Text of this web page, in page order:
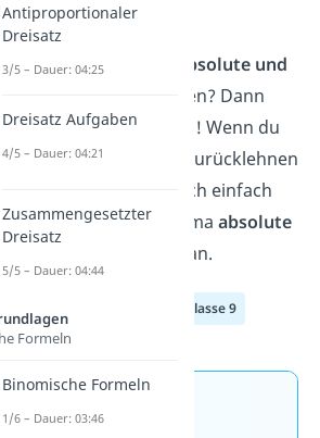
Du willst alles über die
absolute und
wissen? Dann
bist du hier genau richtig! Wenn du
dich beim Lernen lieber zurücklehnen
willst, dann schau dir doch einfach
unserVideozu dem Thema absolute
an.
Klasse 9
Jetzt neu: Teste dein
Antiproportionaler
Dreisatz
3/5 – Dauer: 04:25
Dreisatz Aufgaben
4/5 – Dauer: 04:21
Zusammengesetzter
Dreisatz
5/5 – Dauer: 04:44
Formeln
Binomische Formeln
1/6 – Dauer: 03:46